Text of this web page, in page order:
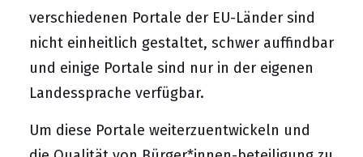
verschiedenen Portale der EU-Länder sind
nicht einheitlich gestaltet, schwer auffindbar
und einige Portale sind nur in der eigenen
Landessprache verfügbar.
Um diese Portale weiterzuentwickeln und